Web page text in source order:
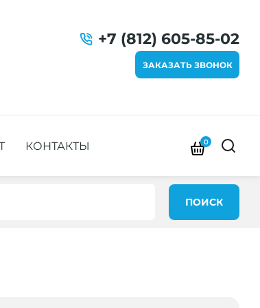
+7 (812) 605-85-02
ЗАКАЗАТЬ ЗВОНОК
КОНТАКТЫ 0
ПОИСК